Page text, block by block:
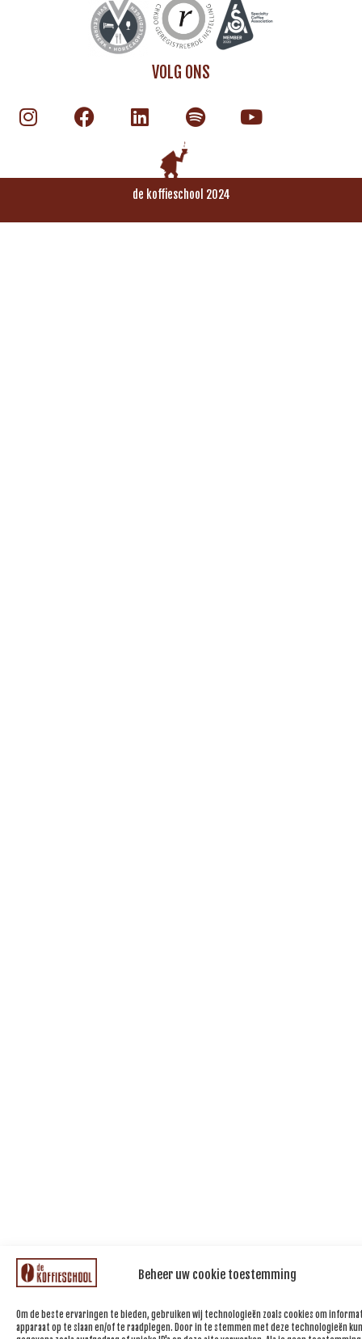
Beheer uw cookie toestemming
Om de beste ervaringen te bieden, gebruiken wij technologieën zoals cookies om
apparaat op te slaan en/of te raadplegen. Door in te stemmen met deze technologieën
VOLG ONS
de koffieschool 2024